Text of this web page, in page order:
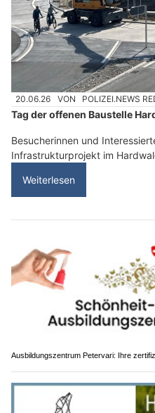
20.06.26 VON POLIZEI.NEWS
Tag der offenen Baustelle
Besucherinnen und
Infrastrukturprojekt im
Weiterlesen
Ausbildungszentrum Petervari: Ihre